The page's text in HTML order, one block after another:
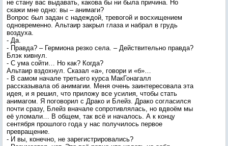
не стану вас выдавать, какова бы ни была причина. Но
скажи мне одно: вы – анимаги?
Вопрос был задан с надеждой, тревогой и восхищением
одновременно. Альтаир закрыл глаза и набрал в грудь
воздуха.
- Да.
- Правда? – Гермиона резко села. – Действительно правда?
Блэк кивнул.
- С ума сойти… Но как? Когда?
Альтаир вздохнул. Сказал «а», говори и «б»…
- В самом начале третьего курса МакГонагалл
рассказывала об анимагии. Меня очень заинтересовала эта
идея, и я решил, что приложу все усилия, чтобы стать
анимагом. Я поговорил с Драко и Блейз. Драко согласился
почти сразу, Блейз вначале сопротивлялась, но вдвоём мы
её уломали… В общем, так всё и началось. А к концу
сентября прошлого года у нас получилось первое
превращение.
- И вы, конечно, не зарегистрировались?